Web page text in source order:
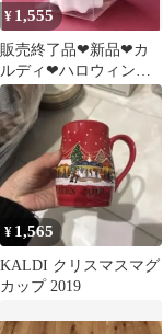
¥ 1,555
販売終了品❤︎新品❤︎カ
ルディ❤︎ハロウィンミ
ニオバケライト❤︎1コ
¥ 1,565
KALDI クリスマスマグ
カップ 2019